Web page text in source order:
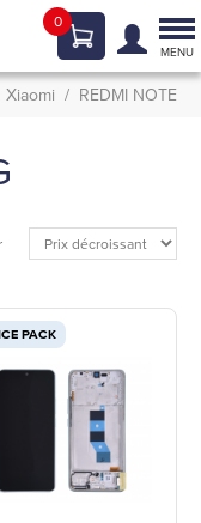
0
MENU
Xiaomi REDMI NOTE
PACK